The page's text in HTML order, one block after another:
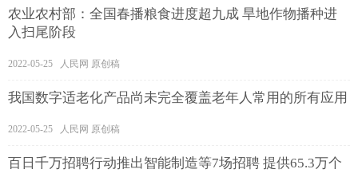
农业农村部：全国春播粮食进度超九成 旱地作物播种进
入扫尾阶段
2022-05-25 人民网 原创稿
我国数字适老化产品尚未完全覆盖老年人常用的所有应用
2022-05-25 人民网 原创稿
百日千万招聘行动推出智能制造等7场招聘 提供65.3万个